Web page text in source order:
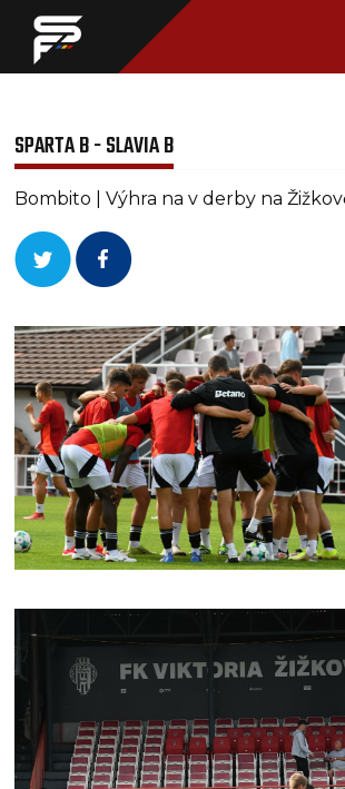
SPARTA B - SLAVIA B
Bombito | Výhra na v derby na